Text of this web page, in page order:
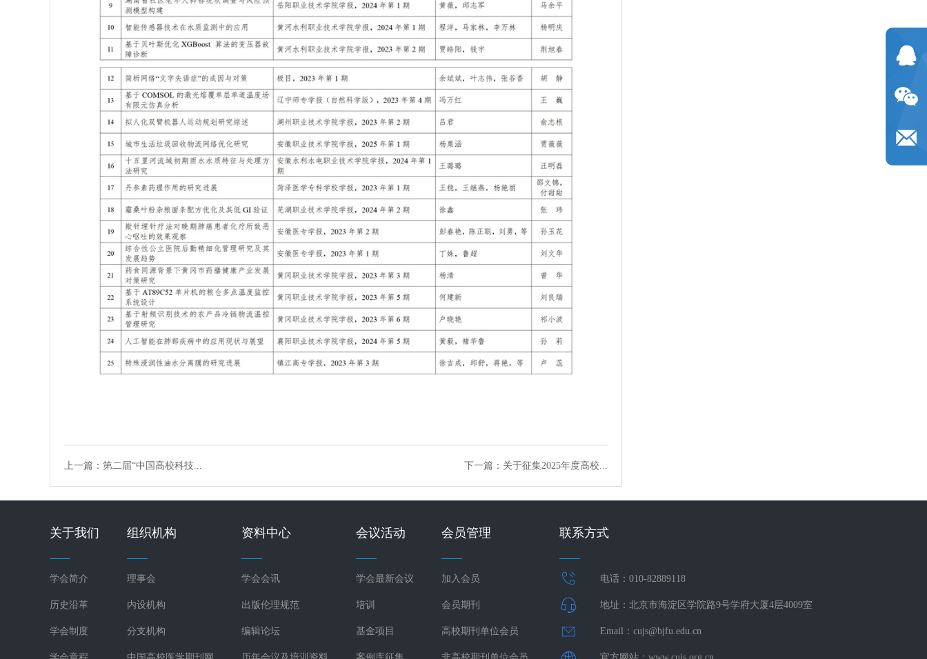
上一篇：第二届“中国高校科技... 下一篇：关于征集2025年度高校...
关于我们
学会简介
历史沿革
学会制度
组织机构
理事会
内设机构
分支机构
资料中心
学会会讯
出版伦理规范
编辑论坛
会议活动
学会最新会议
培训
基金项目
会员管理
加入会员
会员期刊
高校期刊单位会员
联系方式
电话：010-82889118
地址：北京市海淀区学院路9号学府大厦4层4009室
Email：cujs@bjfu.edu.cn